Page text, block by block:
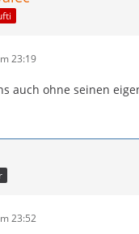
23:19
auch ohne seinen
23:52